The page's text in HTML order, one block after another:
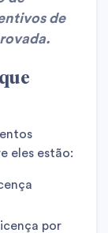
de
eles estão:
por